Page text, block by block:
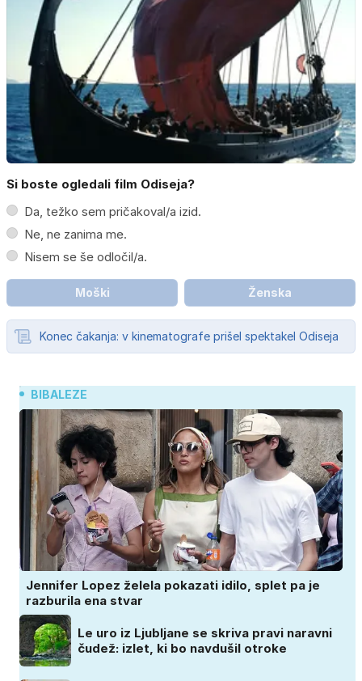
Si boste ogledali film Odiseja?
Da, težko sem pričakoval/a izid.
Ne, ne zanima me.
Nisem se še odločil/a.
Moški Ženska
Konec čakanja: v kinematografe prišel spektakel Odiseja
BIBALEZE
Jennifer Lopez želela pokazati idilo, splet pa je
razburila ena stvar
Le uro iz Ljubljane se skriva pravi naravni
čudež: izlet, ki bo navdušil otroke